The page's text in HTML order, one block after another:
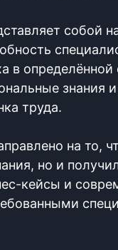
собой
в
знания
труда.
на то,
но и
кейсы и